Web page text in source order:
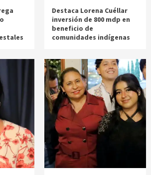
Destaca Lorena Cuéllar
inversión de 800 mdp en
beneficio de
comunidades indígenas